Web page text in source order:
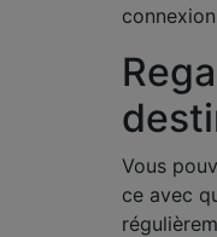
connexion
Vous
ce avec